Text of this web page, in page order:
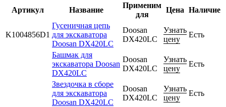
Артикул
Название
Применим
для
Цена Наличие
K1004856D1
Гусеничная цепь
для экскаватора
Doosan DX420LC
Doosan
DX420LC
Узнать
цену
Есть
Башмак для
экскаватора Doosan
DX420LC
Doosan
DX420LC
Узнать
цену
Есть
Звездочка в сборе
для экскаватора
Doosan DX420LC
Doosan
DX420LC
Узнать
цену
Есть